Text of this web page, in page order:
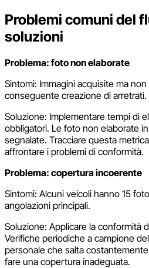
Problemi comuni del
soluzioni
Problema: foto non elaborate
Sintomi: Immagini acquisite ma
conseguente creazione di arretrati.
Soluzione: Implementare tempi di
obbligatori. Le foto non elaborate
segnalate. Tracciare questa
affrontare i problemi di conformità.
Problema: copertura incoerente
Sintomi: Alcuni veicoli hanno 15
angolazioni principali.
Soluzione: Applicare la conformità
Verifiche periodiche a campione
personale che salta
fare una copertura inadeguata.